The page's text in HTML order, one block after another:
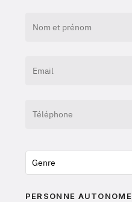
Genre
PERSONNE AUTONOME